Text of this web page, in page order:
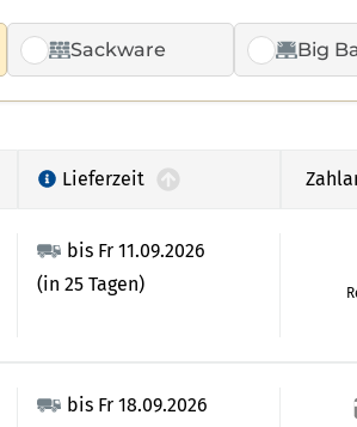
Sackware Big
Lieferzeit
bis Fr 11.09.2026
(in 25 Tagen)
bis Fr 18.09.2026